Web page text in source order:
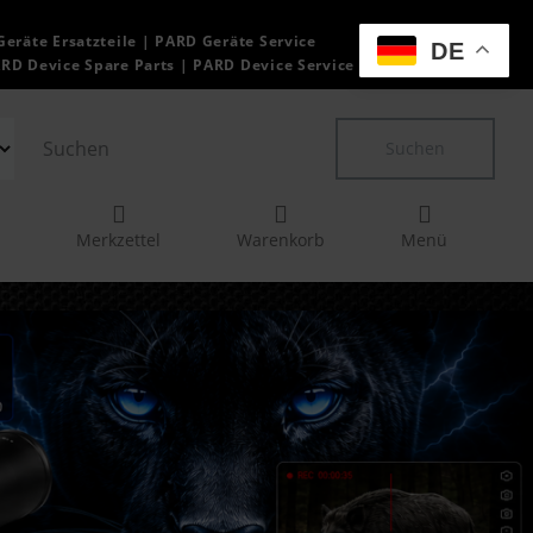
DE
Ersatzteile | PARD Geräte Service
Device Spare Parts | PARD Device Service
Merkzettel Warenkorb Menü